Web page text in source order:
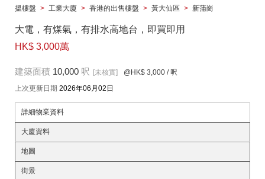
搵樓盤 > 工業大廈 > 香港的出售樓盤 > 黃大仙區 > 新蒲崗
大電，有煤氣，有排水高地台，即買即用
HK$ 3,000萬
建築面積 10,000 呎 [未核實] @HK$ 3,000 / 呎
上次更新日期 2026年06月02日
詳細物業資料
大廈資料
地圖
街景